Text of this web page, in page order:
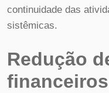
continuidade das
sistêmicas.
Redução
financeiros